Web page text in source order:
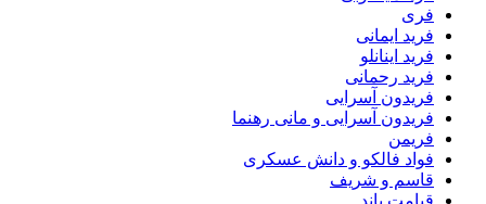
فری
فرید ایمانی
فرید اینانلو
فرید رحمانی
فریدون آسرایی
فریدون آسرایی و مانی رهنما
فریمن
فواد فالکو و دانش عسکری
قاسم و شریف
قیامت باند